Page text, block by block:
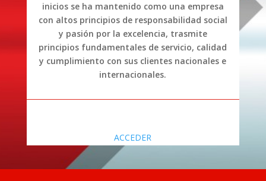
inicios se ha mantenido como una empresa
con altos principios de responsabilidad social
y pasión por la excelencia, trasmite
principios fundamentales de servicio, calidad
y cumplimiento con sus clientes nacionales e
internacionales.
ACCEDER